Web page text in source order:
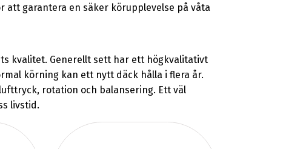
att garantera en säker körupplevelse på våta
kvalitet. Generellt sett har ett högkvalitativt
körning kan ett nytt däck hålla i flera år.
rotation och balansering. Ett väl
livstid.